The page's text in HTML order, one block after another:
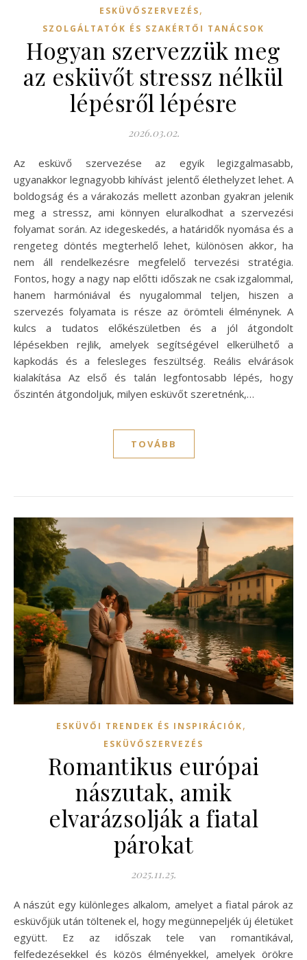
ESKÜVŐSZERVEZÉS,
SZOLGÁLTATÓK ÉS SZAKÉRTŐI TANÁCSOK
Hogyan szervezzük meg
az esküvőt stressz nélkül
lépésről lépésre
2026.03.02.
Az esküvő szervezése az egyik legizgalmasabb,
ugyanakkor legnagyobb kihívást jelentő élethelyzet lehet. A
boldogság és a várakozás mellett azonban gyakran jelenik
meg a stressz, ami könnyen eluralkodhat a szervezési
folyamat során. Az idegeskedés, a határidők nyomása és a
rengeteg döntés megterhelő lehet, különösen akkor, ha
nem áll rendelkezésre megfelelő tervezési stratégia.
Fontos, hogy a nagy nap előtti időszak ne csak izgalommal,
hanem harmóniával és nyugalommal teljen, hiszen a
szervezés folyamata is része az örömteli élménynek. A
kulcs a tudatos előkészületben és a jól átgondolt
lépésekben rejlik, amelyek segítségével elkerülhető a
kapkodás és a felesleges feszültség. Reális elvárások
kialakítása Az első és talán legfontosabb lépés, hogy
őszintén átgondoljuk, milyen esküvőt szeretnénk,…
TOVÁBB
ESKÜVŐI TRENDEK ÉS INSPIRÁCIÓK,
ESKÜVŐSZERVEZÉS
Romantikus európai
nászutak, amik
elvarázsolják a fiatal
párokat
2025.11.25.
A nászút egy különleges alkalom, amelyet a fiatal párok az
esküvőjük után töltenek el, hogy megünnepeljék új életüket
együtt. Ez az időszak tele van romantikával,
felfedezésekkel és közös élményekkel, amelyek örökre